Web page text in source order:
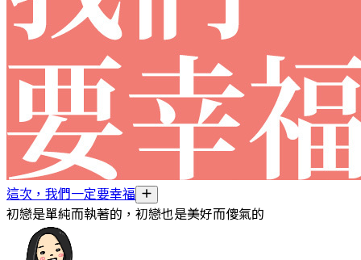
這次，我們一定要幸福
初戀是單純而執著的，初戀也是美好而傻氣的